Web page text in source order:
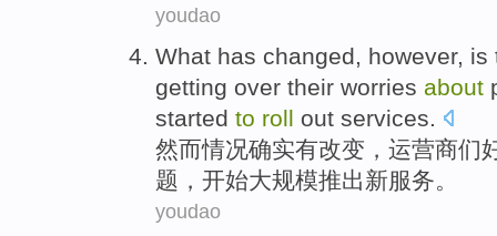
youdao
What has changed, however, is
getting over their worries about
started to roll out services.
然而情况确实有改变 ， 运营商们
题 ， 开始大规模推出新服务。
youdao